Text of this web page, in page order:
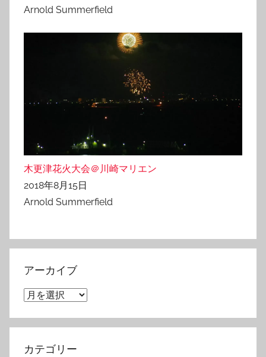
Arnold Summerfield
木更津花火大会＠川崎マリエン
2018年8月15日
Arnold Summerfield
アーカイブ
ア
カ
イ
カテゴリー